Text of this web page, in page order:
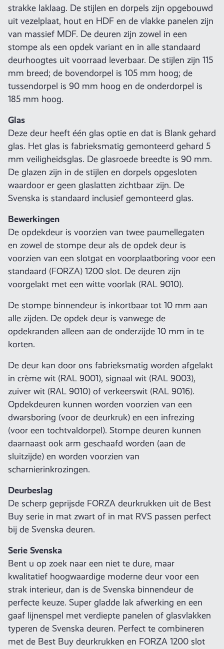
strakke laklaag. De stijlen en dorpels zijn opgebouwd
uit vezelplaat, hout en HDF en de vlakke panelen zijn
van massief MDF. De deuren zijn zowel in een
stompe als een opdek variant en in alle standaard
deurhoogtes uit voorraad leverbaar. De stijlen zijn 115
mm breed; de bovendorpel is 105 mm hoog; de
tussendorpel is 90 mm hoog en de onderdorpel is
185 mm hoog.
Glas
Deze deur heeft één glas optie en dat is Blank gehard
glas. Het glas is fabrieksmatig gemonteerd gehard 5
mm veiligheidsglas. De glasroede breedte is 90 mm.
De glazen zijn in de stijlen en dorpels opgesloten
waardoor er geen glaslatten zichtbaar zijn. De
Svenska is standaard inclusief gemonteerd glas.
Bewerkingen
De opdekdeur is voorzien van twee paumellegaten
en zowel de stompe deur als de opdek deur is
voorzien van een slotgat en voorplaatboring voor een
standaard (FORZA) 1200 slot. De deuren zijn
voorgelakt met een witte voorlak (RAL 9010).
De stompe binnendeur is inkortbaar tot 10 mm aan
alle zijden. De opdek deur is vanwege de
opdekranden alleen aan de onderzijde 10 mm in te
korten.
De deur kan door ons fabrieksmatig worden afgelakt
in crème wit (RAL 9001), signaal wit (RAL 9003),
zuiver wit (RAL 9010) of verkeerswit (RAL 9016).
Opdekdeuren kunnen worden voorzien van een
dwarsboring (voor de deurkruk) en een infrezing
(voor een tochtvaldorpel). Stompe deuren kunnen
daarnaast ook arm geschaafd worden (aan de
sluitzijde) en worden voorzien van
scharnierinkrozingen.
Deurbeslag
De scherp geprijsde FORZA deurkrukken uit de Best
Buy serie in mat zwart of in mat RVS passen perfect
bij de Svenska deuren.
Serie Svenska
Bent u op zoek naar een niet te dure, maar
kwalitatief hoogwaardige moderne deur voor een
strak interieur, dan is de Svenska binnendeur de
perfecte keuze. Super gladde lak afwerking en een
gaaf lijnenspel met verdiepte panelen of glasvlakken
typeren de Svenska deuren. Perfect te combineren
met de Best Buy deurkrukken en FORZA 1200 slot